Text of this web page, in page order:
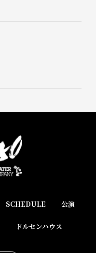
SCHEDULE 公演
ドルセンハウス